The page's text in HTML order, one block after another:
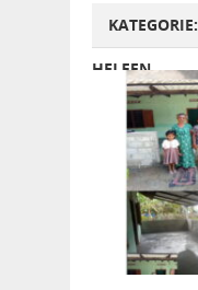
KATEGORIE:
HELFEN